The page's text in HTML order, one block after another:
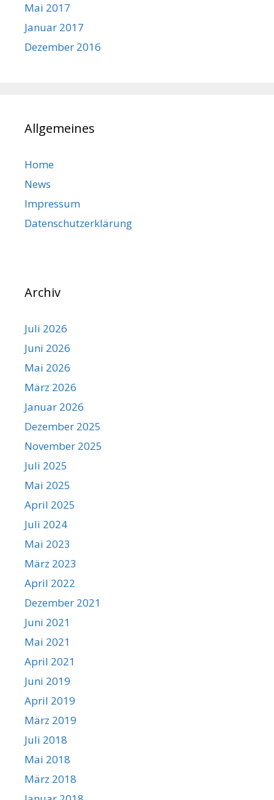
Mai 2017
Januar 2017
Dezember 2016
Allgemeines
Home
News
Impressum
Datenschutzerklärung
Archiv
Juli 2026
Juni 2026
Mai 2026
März 2026
Januar 2026
Dezember 2025
November 2025
Juli 2025
Mai 2025
April 2025
Juli 2024
Mai 2023
März 2023
April 2022
Dezember 2021
Juni 2021
Mai 2021
April 2021
Juni 2019
April 2019
März 2019
Juli 2018
Mai 2018
März 2018